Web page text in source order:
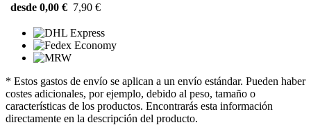
desde 0,00 € 7,90 €
* Estos gastos de envío se aplican a un envío estándar. Pueden haber
costes adicionales, por ejemplo, debido al peso, tamaño o
características de los productos. Encontrarás esta información
directamente en la descripción del producto.